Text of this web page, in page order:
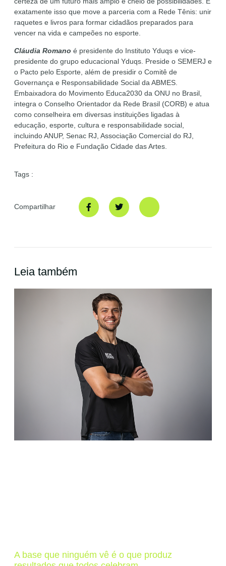
exatamente isso que move a parceria com a Rede Tênis: unir
raquetes e livros para formar cidadãos preparados para
vencer na vida e campeões no esporte.
Cláudia Romano é presidente do Instituto Yduqs e vice-
presidente do grupo educacional Yduqs. Preside o SEMERJ e
o Pacto pelo Esporte, além de presidir o Comitê de
Governança e Responsabilidade Social da ABMES.
Embaixadora do Movimento Educa2030 da ONU no Brasil,
integra o Conselho Orientador da Rede Brasil (CORB) e atua
como conselheira em diversas instituições ligadas à
educação, esporte, cultura e responsabilidade social,
incluindo ANUP, Senac RJ, Associação Comercial do RJ,
Prefeitura do Rio e Fundação Cidade das Artes.
Tags :
Compartilhar
Leia também
A base que ninguém vê é o que produz